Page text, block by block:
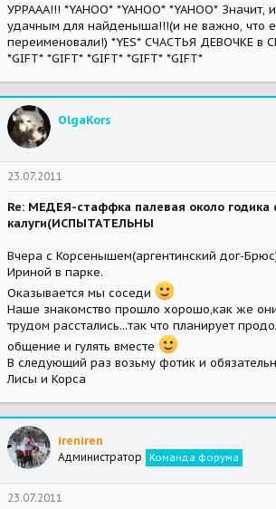
УРРААА!!! *YAHOO* *YAHOO* *YAHOO* Значит,
удачным для найденыша!!!(и не важно, что
переименовали!) *YES* СЧАСТЬЯ ДЕВОЧКЕ в
*GIFT* *GIFT* *GIFT* *GIFT* *GIFT*
OlgaKors
23.07.2011
Re: МЕДЕЯ-стаффка палевая около годика
калуги(ИСПЫТАТЕЛЬНЫ
Вчера с Корсенышем(аргентинский дог-
Ириной в парке.
Оказывается мы соседи
Наше знакомство прошло хорошо,как же они
трудом расстались...так что планирует
общение и гулять вместе
В следующий раз возьму фотик и
Лисы и Корса
ireniren
Администратор Команда форума
23.07.2011